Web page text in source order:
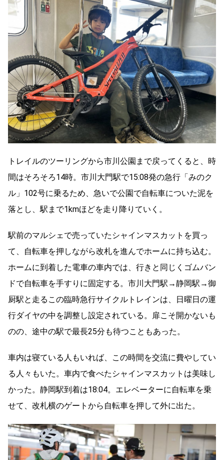
トレイルのツーリングから市川公園まで戻ってくると、時
間はそろそろ14時。市川大門駅で15:08発の急行「みのク
ル」102号に乗るため、急いで公園で自転車についた泥を
落とし、駅まで1kmほどを走り降りていく。
駅前のマルシェで売っていたシャインマスカットを買っ
て、自転車を押しながら改札を進んでホームに持ち込む。
ホームに到着した電車の車内では、行きと同じくゴムバン
ドで自転車を手すりに固定する。市川大門駅→静岡駅→御
厨駅と走るこの臨時急行サイクルトレインは、日曜日の運
行ダイヤの中を調整し設定されている。扉こそ開かないも
のの、途中の駅で最長25分も待つこともあった。
車内は寝ている人もいれば、この時間を交流に費やしてい
る人々もいた。車内で食べたシャインマスカットは美味し
かった。静岡駅到着は18:04。エレベーターに自転車を乗
せて、改札横のゲートから自転車を押して外に出た。